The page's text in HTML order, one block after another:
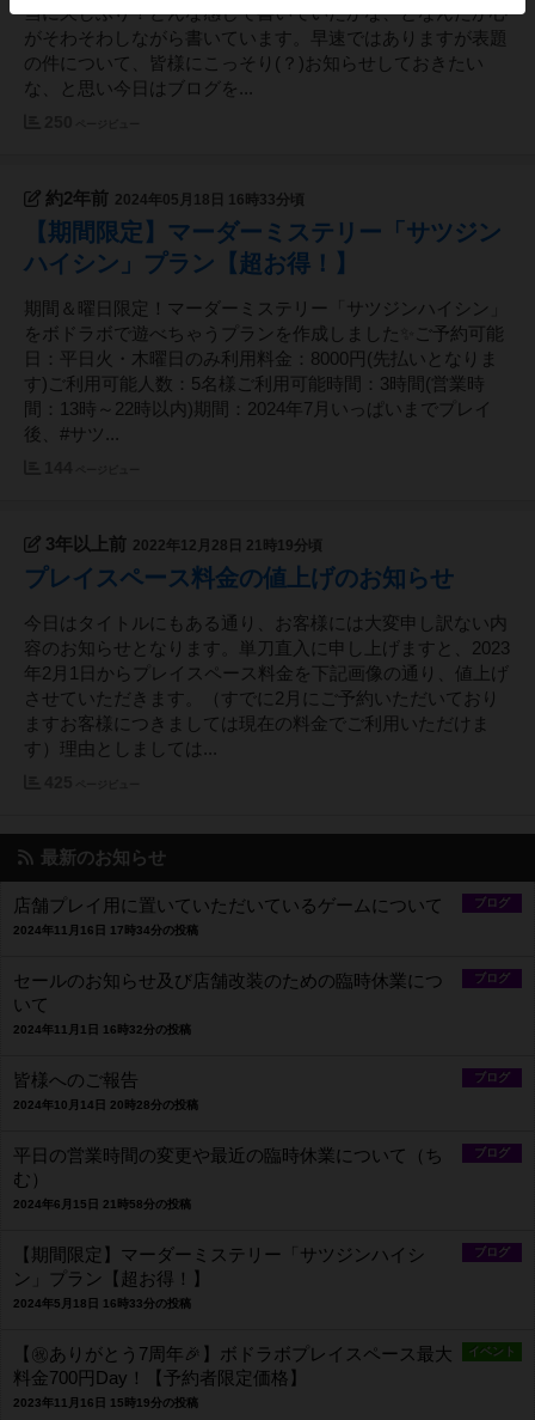
当に久しぶり！どんな感じで書いていたかな、となんだか心
がそわそわしながら書いています。早速ではありますが表題
の件について、皆様にこっそり(？)お知らせしておきたい
な、と思い今日はブログを...
約2年前 2024年05月18日 16時33分頃
【期間限定】マーダーミステリー「サツジン
ハイシン」プラン【超お得！】
期間＆曜日限定！マーダーミステリー「サツジンハイシン」
をボドラボで遊べちゃうプランを作成しました✨ご予約可能
日：平日火・木曜日のみ利用料金：8000円(先払いとなりま
す)ご利用可能人数：5名様ご利用可能時間：3時間(営業時
間：13時～22時以内)期間：2024年7月いっぱいまでプレイ
後、#サツ...
3年以上前 2022年12月28日 21時19分頃
プレイスペース料金の値上げのお知らせ
今日はタイトルにもある通り、お客様には大変申し訳ない内
容のお知らせとなります。単刀直入に申し上げますと、2023
年2月1日からプレイスペース料金を下記画像の通り、値上げ
させていただきます。（すでに2月にご予約いただいており
ますお客様につきましては現在の料金でご利用いただけま
す）理由としましては...
最新のお知らせ
ブログ
店舗プレイ用に置いていただいているゲームについて
2024年11月16日 17時34分の投稿
ブログ
セールのお知らせ及び店舗改装のための臨時休業につ
いて
2024年11月1日 16時32分の投稿
ブログ
皆様へのご報告
2024年10月14日 20時28分の投稿
ブログ
平日の営業時間の変更や最近の臨時休業について（ち
む）
2024年6月15日 21時58分の投稿
ブログ
【期間限定】マーダーミステリー「サツジンハイシ
ン」プラン【超お得！】
2024年5月18日 16時33分の投稿
イベント
【㊗ありがとう7周年🎉】ボドラボプレイスペース最大
料金700円Day！【予約者限定価格】
2023年11月16日 15時19分の投稿